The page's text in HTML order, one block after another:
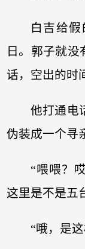
白吉给
日。郭子就
话，空出的时
他打通电
伪装成一个寻
“喂喂？
这里是不是五
“哦，是